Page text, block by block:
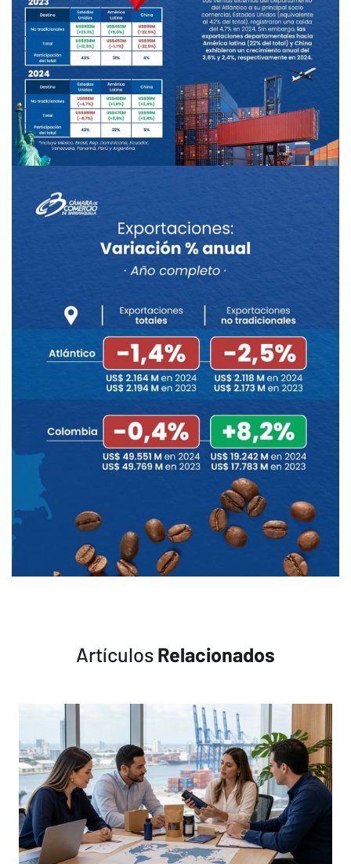
Artículos Relacionados